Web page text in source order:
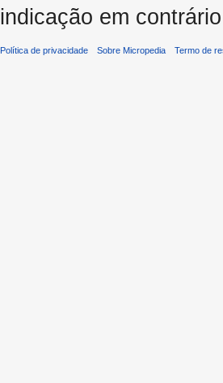
indicação em
Política de privacidade Sobre Micropedia Termo de